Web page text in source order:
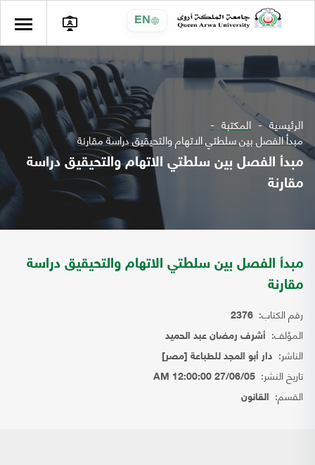
EN
الرئيسية المكتبة
مبدأ الفصل بين سلطتي الاتهام والتحيقيق دراسة مقارنة
مبدأ الفصل بين سلطتي الاتهام والتحيقيق دراسة
مقارنة
مبدأ الفصل بين سلطتي الاتهام والتحيقيق دراسة
مقارنة
رقم الكتاب: 2376
المؤلف: أشرف رمضان عبد الحميد
الناشر: دار أبو المجد للطباعة [مصر]
تاريخ النشر: 27/06/05 12:00:00 AM
القسم: القانون